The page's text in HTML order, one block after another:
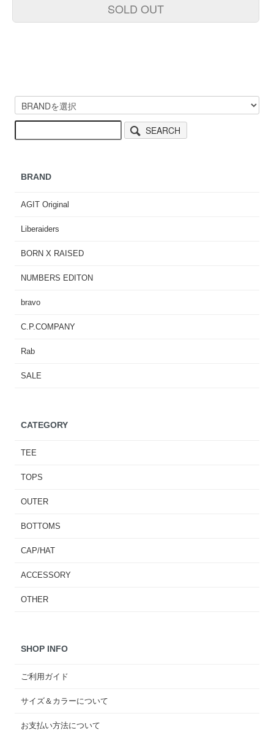
SOLD OUT
SEARCH
BRAND
AGIT Original
Liberaiders
BORN X RAISED
NUMBERS EDITON
bravo
C.P.COMPANY
Rab
SALE
CATEGORY
TEE
TOPS
OUTER
BOTTOMS
CAP/HAT
ACCESSORY
OTHER
SHOP INFO
ご利用ガイド
サイズ＆カラーについて
お支払い方法について